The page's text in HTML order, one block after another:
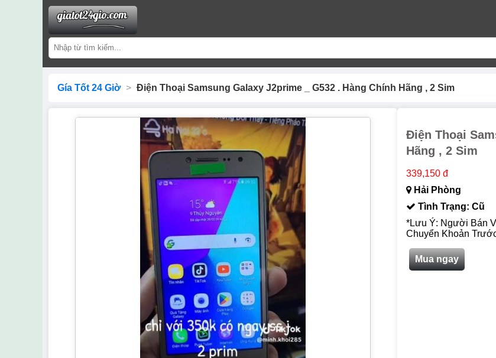
Gía Tốt 24 Giờ > Điện Thoại Samsung Galaxy J2prime _ G532 . Hàng Chính Hãng , 2 Sim
Điện Thoại
Hãng , 2 Sim
339,150 đ
Hải Phòng
Tình Trạng: Cũ
*Lưu Ý: Người Bán
Chuyển Khoản
Mua ngay